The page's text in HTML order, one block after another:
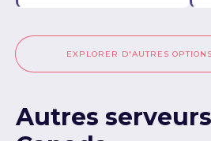
EXPLORER D'AUTRES
Autres